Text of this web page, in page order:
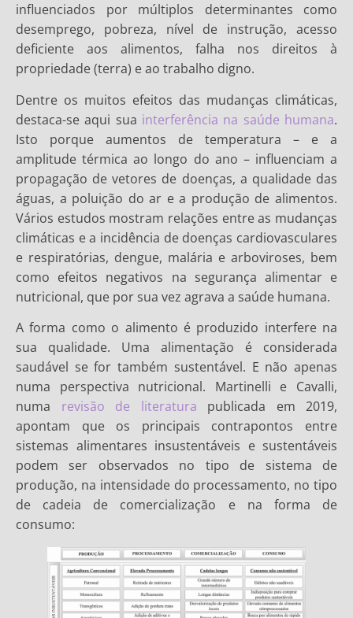
influenciados por múltiplos determinantes como
desemprego, pobreza, nível de instrução, acesso
deficiente aos alimentos, falha nos direitos à
propriedade (terra) e ao trabalho digno.
Dentre os muitos efeitos das mudanças climáticas,
destaca-se aqui sua interferência na saúde humana.
Isto porque aumentos de temperatura – e a
amplitude térmica ao longo do ano – influenciam a
propagação de vetores de doenças, a qualidade das
águas, a poluição do ar e a produção de alimentos.
Vários estudos mostram relações entre as mudanças
climáticas e a incidência de doenças cardiovasculares
e respiratórias, dengue, malária e arboviroses, bem
como efeitos negativos na segurança alimentar e
nutricional, que por sua vez agrava a saúde humana.
A forma como o alimento é produzido interfere na
sua qualidade. Uma alimentação é considerada
saudável se for também sustentável. E não apenas
numa perspectiva nutricional. Martinelli e Cavalli,
numa revisão de literatura publicada em 2019,
apontam que os principais contrapontos entre
sistemas alimentares insustentáveis e sustentáveis
podem ser observados no tipo de sistema de
produção, na intensidade do processamento, no tipo
de cadeia de comercialização e na forma de
consumo: